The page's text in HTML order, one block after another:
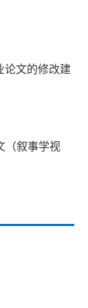
论文的修改建
（叙事学视